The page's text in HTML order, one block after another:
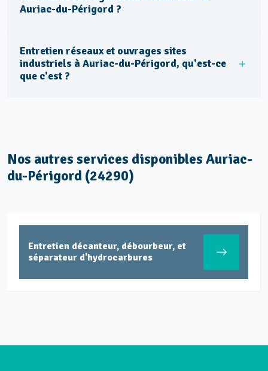
Auriac-du-Périgord ?
Entretien réseaux et ouvrages sites
industriels à Auriac-du-Périgord, qu'est-ce
que c'est ?
Nos autres services disponibles Auriac-
du-Périgord (24290)
Entretien décanteur, débourbeur, et
séparateur d'hydrocarbures